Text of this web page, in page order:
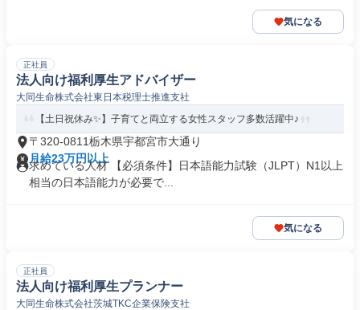
気になる
正社員
法人向け福利厚生アドバイザー
大同生命株式会社東日本税理士推進支社
【土日祝休み✨】子育てと両立する女性スタッフ多数活躍中♪
〒320-0811栃木県宇都宮市大通り
月給23万円以上
求めている人材 【必須条件】日本語能力試験（JLPT）N1以上
相当の日本語能力が必要で...
気になる
正社員
法人向け福利厚生プランナー
大同生命株式会社茨城TKC企業保険支社